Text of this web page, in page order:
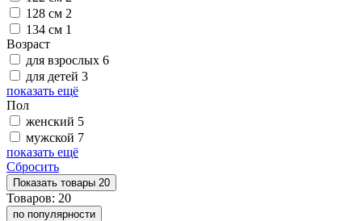
128 см 2
134 см 1
Возраст
для взрослых 6
для детей 3
показать ещё
Пол
женский 5
мужской 7
показать ещё
Сбросить
Показать товары 20
Товаров: 20
по популярности